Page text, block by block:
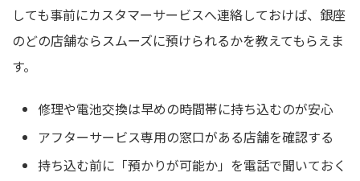
しても事前にカスタマーサービスへ連絡しておけば、銀座
のどの店舗ならスムーズに預けられるかを教えてもらえま
す。
修理や電池交換は早めの時間帯に持ち込むのが安心
アフターサービス専用の窓口がある店舗を確認する
持ち込む前に「預かりが可能か」を電話で聞いておく